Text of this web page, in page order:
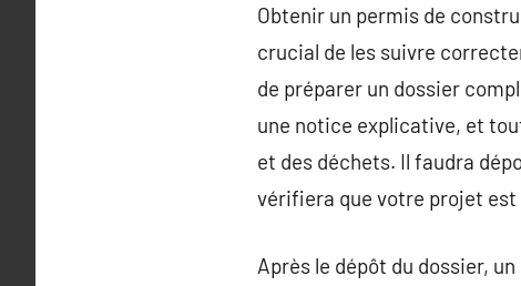
Obtenir un permis de
crucial de les suivre
de préparer un dossier
une notice explicative, et
et des déchets. Il faudra
vérifiera que votre projet est
Après le dépôt du dossier,